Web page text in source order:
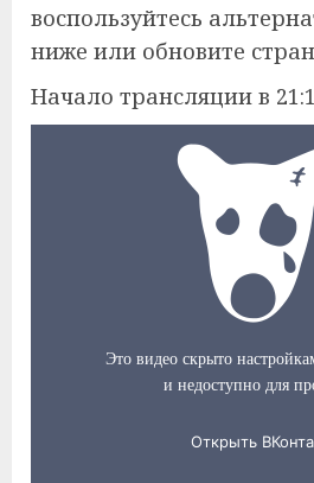
воспользуйтесь
ниже или обновите
Начало трансляции в